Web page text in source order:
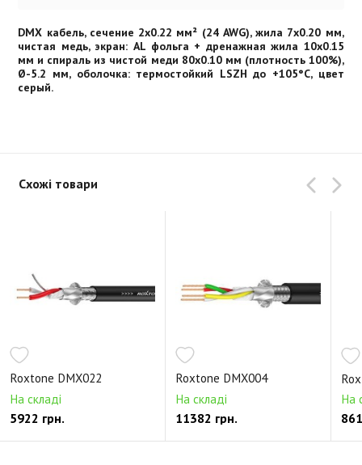
DMX кабель, сечение 2x0.22 мм² (24 AWG), жила 7x0.20 мм,
чистая медь, экран: AL фольга + дренажная жила 10x0.15
мм и спираль из чистой меди 80х0.10 мм (плотность 100%),
Ø-5.2 мм, оболочка: термостойкий LSZH до +105°С, цвет
серый.
Схожі товари
Roxtone DMX022
На складі
5922 грн.
Roxtone DMX004
На складі
11382 грн.
На